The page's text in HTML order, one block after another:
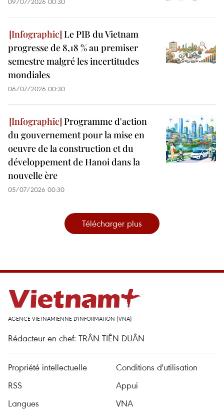
Le PIB du Vietnam
progresse de 8,18 % au premiser
semestre malgré les incertitudes
mondiales
06/07/2026 00:30
Programme d'action
du gouvernement pour la mise en
oeuvre de la construction et du
développement de Hanoi dans la
nouvelle ère
05/07/2026 00:30
Télécharger plus
AGENCE VIETNAMIENNE D'INFORMATION (VNA)
Rédacteur en chef: TRÂN TIÊN DUÂN
Propriété intellectuelle
Conditions d'utilisation
RSS
Appui
Langues
VNA